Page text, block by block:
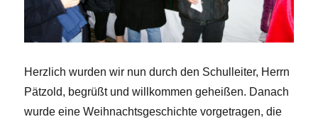
Herzlich wurden wir nun durch den Schulleiter, Herrn
Pätzold, begrüßt und willkommen geheißen. Danach
wurde eine Weihnachtsgeschichte vorgetragen, die